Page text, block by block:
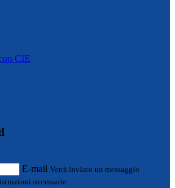
CIE
E-mail Verrà inviato un messaggio
necessarie.